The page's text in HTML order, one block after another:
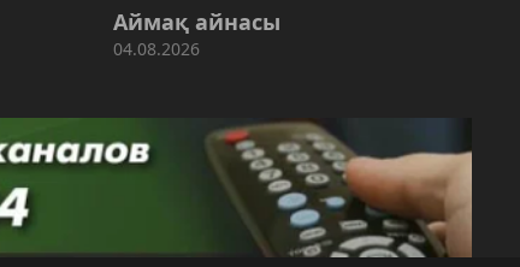
Аймақ айнасы
04.08.2026